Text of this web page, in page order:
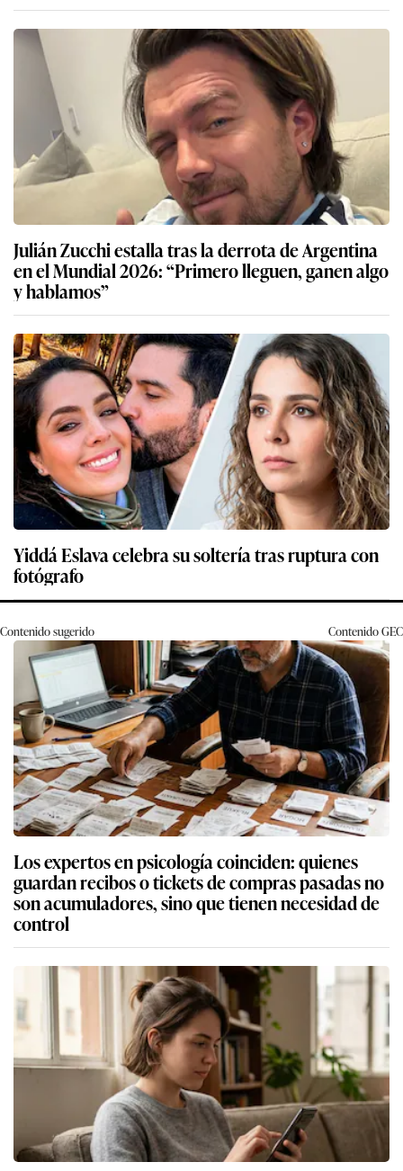
Julián Zucchi estalla tras la derrota de Argentina
en el Mundial 2026: “Primero lleguen, ganen algo
y hablamos”
Yiddá Eslava celebra su soltería tras ruptura con
fotógrafo
Contenido sugerido ContenidoGEC
Los expertos en psicología coinciden: quienes
guardan recibos o tickets de compras pasadas no
son acumuladores, sino que tienen necesidad de
control